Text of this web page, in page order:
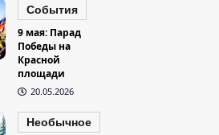
События
9 мая: Парад
Победы на
Красной
площади
20.05.2026
Необычное